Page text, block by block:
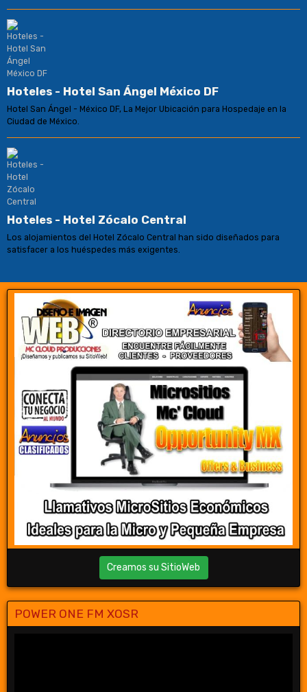
Hoteles - Hotel San Ángel México DF
Hotel San Ángel - México DF, La Mejor Ubicación para Hospedaje en la
Ciudad de México.
Hoteles - Hotel Zócalo Central
Los alojamientos del Hotel Zócalo Central han sido diseñados para
satisfacer a los huéspedes más exigentes.
Creamos su SitioWeb
POWER ONE FM XOSR